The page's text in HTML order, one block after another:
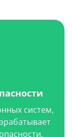
систем,